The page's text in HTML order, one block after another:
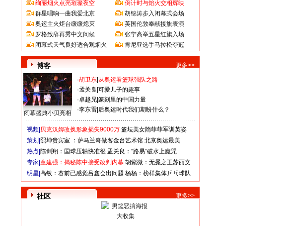
绚丽烟火点亮璀璨夜空
群星唱响一曲我爱北京
奥运主火炬台缓缓熄灭
罗格致辞再秀中文问候
闭幕式天气良好适合观烟火
倒计时与焰火交相辉映
胡锦涛步入闭幕式会场
英国伦敦奉献接旗表演
张宁高举五星红旗入场
肯尼亚选手马拉松夺冠
博客 更多>>
闭幕盛典小贝亮相
·胡卫东 从奥运看篮球强队之路
·孟关良 可爱儿子的趣事
·卓越兄 篆刻里的中国力量
·李东雷 后奥运时代我们期盼什么？
视频| 贝克汉姆改换形象损失9000万 篮坛美女隋菲菲军训英姿
策划| 熙坤贵宾室 ：萨马兰奇做客金台艺术馆 北京奥运最美
热点| 陈剑翔：国球压轴快准很 孟关良：“路易”破水上魔咒
专家| 童建强：揭秘陈中接受改判内幕 胡紫微：无冕之王苏丽文
明星| 高敏：赛前已感觉吕鑫会出问题 杨杨：榜样集体乒乓球队
社区 更多>>